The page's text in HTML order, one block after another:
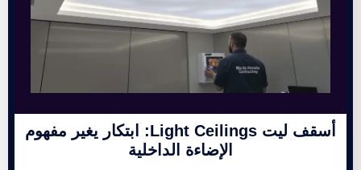
أسقف ليت Light Ceilings: ابتكار يغير مفهوم
الإضاءة الداخلية